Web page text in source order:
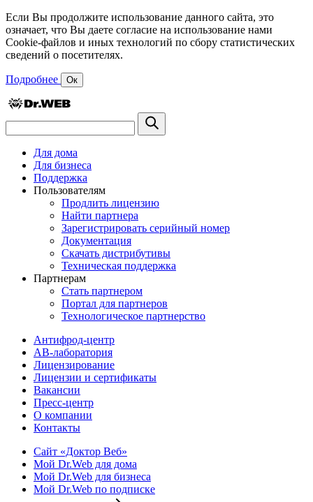
Если Вы продолжите использование данного сайта, это
означает, что Вы даете согласие на использование нами
Cookie-файлов и иных технологий по сбору статистических
сведений о посетителях.
Подробнее Ок
Для дома
Для бизнеса
Поддержка
Пользователям
Продлить лицензию
Найти партнера
Зарегистрировать серийный номер
Документация
Скачать дистрибутивы
Техническая поддержка
Партнерам
Стать партнером
Портал для партнеров
Технологическое партнерство
Антифрод-центр
АВ-лаборатория
Лицензирование
Лицензии и сертификаты
Вакансии
Пресс-центр
О компании
Контакты
Сайт «Доктор Веб»
Мой Dr.Web для дома
Мой Dr.Web для бизнеса
Мой Dr.Web по подписке